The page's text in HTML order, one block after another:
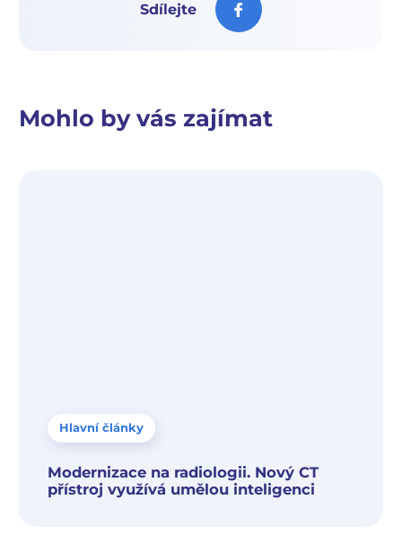
Sdílejte
Mohlo by vás zajímat
Hlavní články
Modernizace na radiologii. Nový CT
přístroj využívá umělou inteligenci